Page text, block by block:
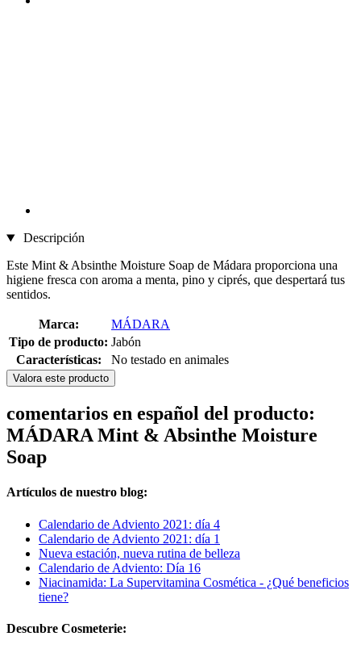
Descripción
Este Mint & Absinthe Moisture Soap de Mádara proporciona una
higiene fresca con aroma a menta, pino y ciprés, que despertará tus
sentidos.
Marca:
MÁDARA
Tipo de producto: Jabón
Características:
No testado en animales
Valora este producto
comentarios en español del producto:
MÁDARA Mint & Absinthe Moisture
Soap
Artículos de nuestro blog:
Calendario de Adviento 2021: día 4
Calendario de Adviento 2021: día 1
Nueva estación, nueva rutina de belleza
Calendario de Adviento: Día 16
Niacinamida: La Supervitamina Cosmética - ¿Qué beneficios
tiene?
Descubre Cosmeterie: